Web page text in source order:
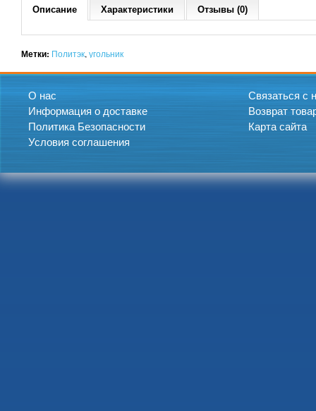
Описание Характеристики Отзывы (0)
Метки: Политэк, угольник
О нас
Информация о доставке
Политика Безопасности
Условия соглашения
Связаться с
Возврат
Карта сайта